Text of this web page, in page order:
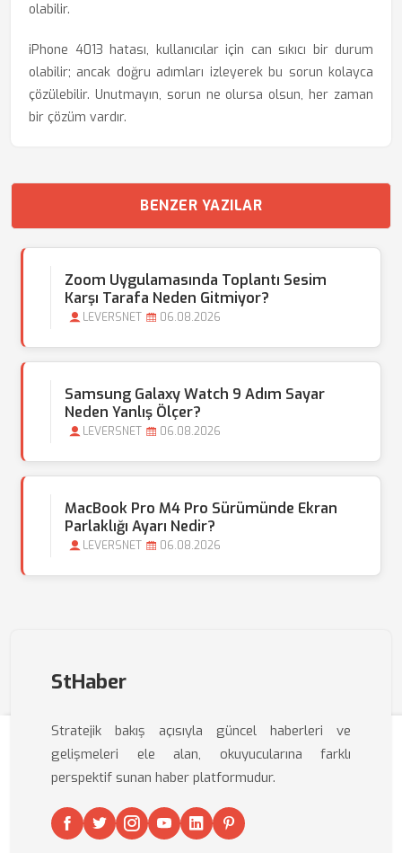
olabilir.
iPhone 4013 hatası, kullanıcılar için can sıkıcı bir durum
olabilir; ancak doğru adımları izleyerek bu sorun kolayca
çözülebilir. Unutmayın, sorun ne olursa olsun, her zaman
bir çözüm vardır.
BENZER YAZILAR
Zoom Uygulamasında Toplantı Sesim
Karşı Tarafa Neden Gitmiyor?
LEVERSNET 06.08.2026
Samsung Galaxy Watch 9 Adım Sayar
Neden Yanlış Ölçer?
LEVERSNET 06.08.2026
MacBook Pro M4 Pro Sürümünde Ekran
Parlaklığı Ayarı Nedir?
LEVERSNET 06.08.2026
StHaber
Stratejik bakış açısıyla güncel haberleri ve
gelişmeleri ele alan, okuyucularına farklı
perspektif sunan haber platformudur.